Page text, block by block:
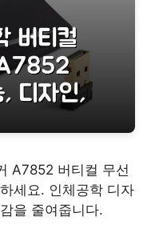
A7852 버티컬 무선
세요. 인체공학 디자
을 줄여줍니다.